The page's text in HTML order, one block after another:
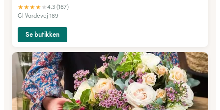
★★★★★4.3 (167)
Gl Vardevej 189
Se butikken